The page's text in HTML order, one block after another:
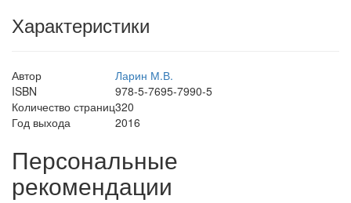
Характеристики
Автор
Ларин М.В.
ISBN
978-5-7695-7990-5
Количество страниц320
Год выхода
2016
Персональные
рекомендации